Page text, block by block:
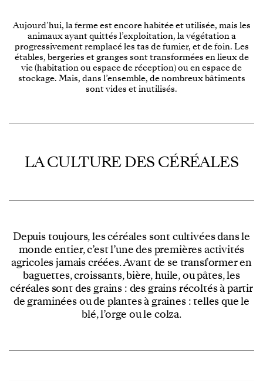
Aujourd’hui, la ferme est encore habitée et utilisée, mais les
animaux ayant quittés l’exploitation, la végétation a
progressivement remplacé les tas de fumier, et de foin. Les
étables, bergeries et granges sont transformées en lieux de
vie (habitation ou espace de réception) ou en espace de
stockage. Mais, dans l’ensemble, de nombreux bâtiments
sont vides et inutilisés.
LA CULTURE DES CÉRÉALES
Depuis toujours, les céréales sont cultivées dans le
monde entier, c’est l’une des premières activités
agricoles jamais créées. Avant de se transformer en
baguettes, croissants, bière, huile, ou pâtes, les
céréales sont des grains : des grains récoltés à partir
de graminées ou de plantes à graines : telles que le
blé, l’orge ou le colza.